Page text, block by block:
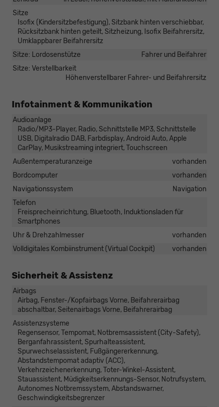
Sitze
Isofix (Kindersitzbefestigung), Sitzbank hinten verschiebbar,
Rücksitzbank hinten geteilt, Sitzheizung, Isofix Beifahrersitz,
Umklappbarer Beifahrersitz
Sitze: Lordosenstütze
Fahrer und Beifahrer
Sitze: Verstellbarkeit
Höhenverstellbarer Fahrer- und Beifahrersitz
Infotainment & Kommunikation
Audioanlage
Radio/MP3-Player, Radio, Schnittstelle MP3, Schnittstelle
USB, Digitalradio DAB, Farbdisplay, Android Auto, Apple
CarPlay, Musikstreaming integriert, Touchscreen
Außentemperaturanzeige
vorhanden
Bordcomputer
vorhanden
Navigationssystem
Navigation
Telefon
Freisprecheinrichtung, Bluetooth, Induktionsladen für
Smartphones
Uhr & Drehzahlmesser
vorhanden
Volldigitales Kombiinstrument (Virtual Cockpit)
vorhanden
Sicherheit & Assistenz
Airbags
Airbag, Fenster-/Kopfairbags Vorne, Beifahrerairbag
abschaltbar, Seitenairbags Vorne, Beifahrerairbag
Assistenzsysteme
Regensensor, Tempomat, Notbremsassistent (City-Safety),
Berganfahrassistent, Spurhalteassistent,
Spurwechselassistent, Fußgängererkennung,
Abstandstempomat adaptiv (ACC),
Verkehrzeichenerkennung, Toter-Winkel-Assistent,
Stauassistent, Müdigkeitserkennungs-Sensor, Notrufsystem,
Autonomes Notbremssystem, Abstandswarner,
Geschwindigkeitsbegrenzer